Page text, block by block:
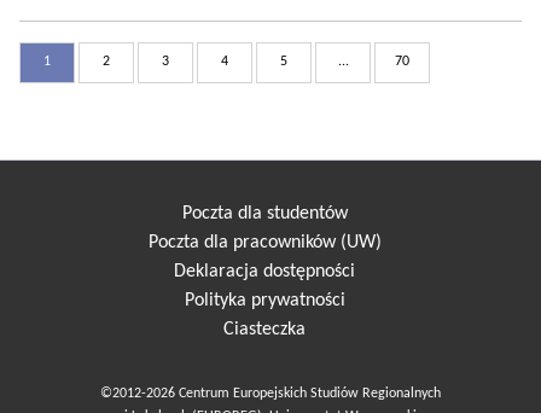
1 2 3 4 5 ... 70
Poczta dla studentów
Poczta dla pracowników (UW)
Deklaracja dostępności
Polityka prywatności
Ciasteczka
©2012-2026 Centrum Europejskich Studiów Regionalnych